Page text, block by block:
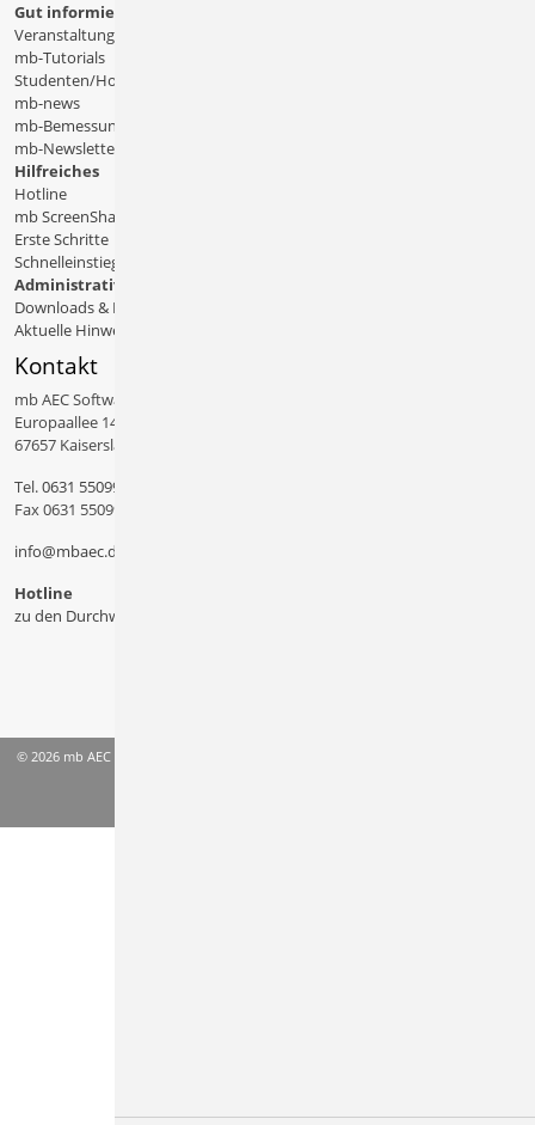
Gut informiert
Veranstaltungen
mb-Tutorials
Studenten/Hochschule
mb-news
mb-Bemessungstafeln
mb-Newsletter
Hilfreiches
Hotline
mb ScreenShare
Erste Schritte
Schnelleinstiege & Doku
Administratives
Downloads & Patches
Aktuelle Hinweise
Kontakt
mb AEC Software GmbH
Europaallee 14
67657 Kaiserslautern
Tel.0631 550999 11
Fax 0631 550999 20
info@mbaec.de
Hotline
zu den Durchwahlen
© 2026 mb AEC Software GmbH